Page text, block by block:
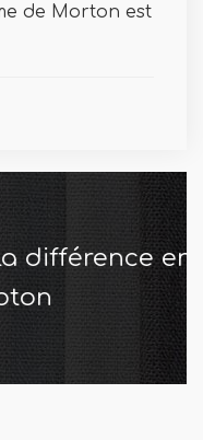
de Morton est
entre la